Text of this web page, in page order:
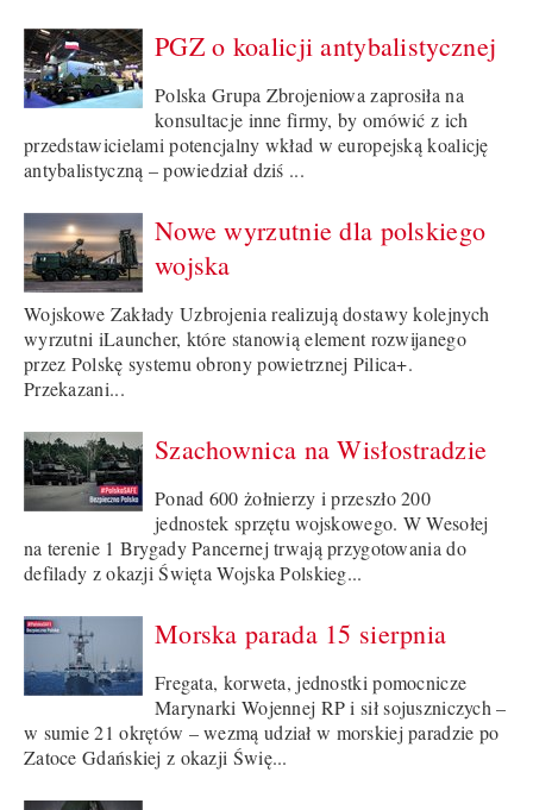
PGZ o koalicji antybalistycznej
Polska Grupa Zbrojeniowa zaprosiła na
konsultacje inne firmy, by omówić z ich
przedstawicielami potencjalny wkład w europejską koalicję
antybalistyczną – powiedział dziś ...
Nowe wyrzutnie dla polskiego
wojska
Wojskowe Zakłady Uzbrojenia realizują dostawy kolejnych
wyrzutni iLauncher, które stanowią element rozwijanego
przez Polskę systemu obrony powietrznej Pilica+.
Przekazani...
Szachownica na Wisłostradzie
Ponad 600 żołnierzy i przeszło 200
jednostek sprzętu wojskowego. W Wesołej
na terenie 1 Brygady Pancernej trwają przygotowania do
defilady z okazji Święta Wojska Polskieg...
Morska parada 15 sierpnia
Fregata, korweta, jednostki pomocnicze
Marynarki Wojennej RP i sił sojuszniczych –
w sumie 21 okrętów – wezmą udział w morskiej paradzie po
Zatoce Gdańskiej z okazji Świę...